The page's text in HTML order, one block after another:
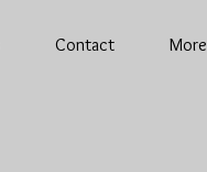
Contact More